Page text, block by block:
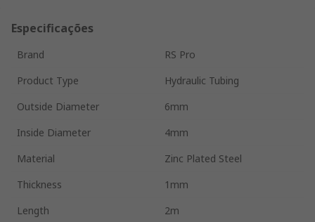
Especificações
Brand
RS Pro
Product Type
Hydraulic Tubing
Outside Diameter
6mm
Inside Diameter
4mm
Material
Zinc Plated Steel
Thickness
1mm
Length
2m